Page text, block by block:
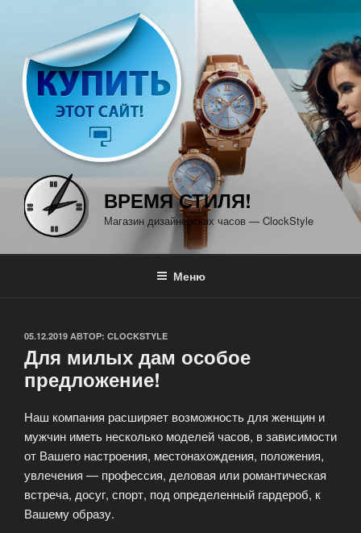
содержимому
ВРЕМЯ СТИЛЯ!
Магазин дизайнерских часов — ClockStyle
Меню
ОПУБЛИКОВАНО
05.12.2019 АВТОР: CLOCKSTYLE
Для милых дам особое
предложение!
Наш компания расширяет возможность для женщин и
мужчин иметь несколько моделей часов, в зависимости
от Вашего настроения, местонахождения, положения,
увлечения — профессия, деловая или романтическая
встреча, досуг, спорт, под определенный гардероб, к
Вашему образу.